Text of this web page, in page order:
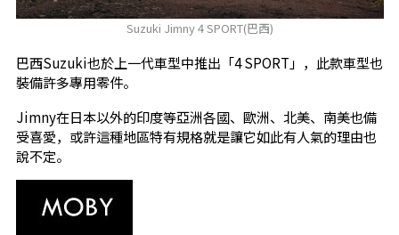
Suzuki Jimny 4 SPORT(巴西)
巴西Suzuki也於上一代車型中推出「4 SPORT」，此款車型也
裝備許多專用零件。
Jimny在日本以外的印度等亞洲各國、歐洲、北美、南美也備
受喜愛，或許這種地區特有規格就是讓它如此有人氣的理由也
說不定。